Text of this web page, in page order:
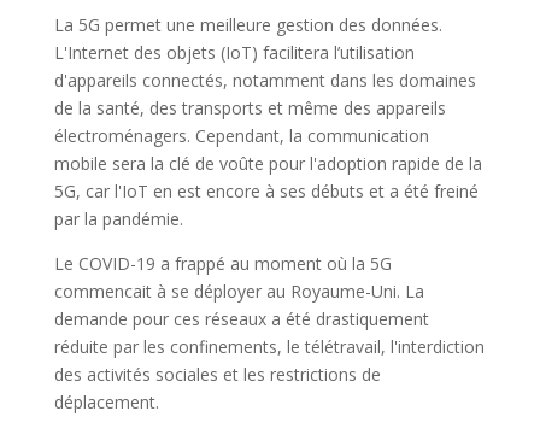
La 5G permet une meilleure gestion des données.
L'Internet des objets (IoT) facilitera l’utilisation
d'appareils connectés, notamment dans les domaines
de la santé, des transports et même des appareils
électroménagers. Cependant, la communication
mobile sera la clé de voûte pour l'adoption rapide de la
5G, car l'IoT en est encore à ses débuts et a été freiné
par la pandémie.
Le COVID-19 a frappé au moment où la 5G
commencait à se déployer au Royaume-Uni. La
demande pour ces réseaux a été drastiquement
réduite par les confinements, le télétravail, l'interdiction
des activités sociales et les restrictions de
déplacement.